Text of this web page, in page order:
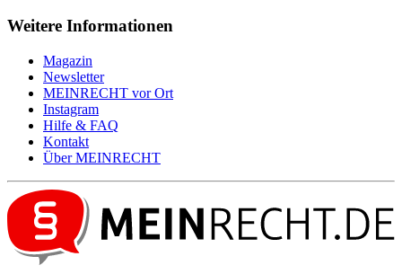
Weitere Informationen
Magazin
Newsletter
MEINRECHT vor Ort
Instagram
Hilfe & FAQ
Kontakt
ÜberMEINRECHT